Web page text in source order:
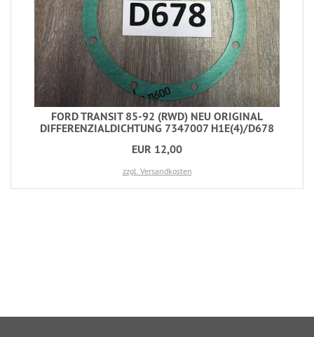
FORD TRANSIT 85-92 (RWD) NEU ORIGINAL
DIFFERENZIALDICHTUNG 7347007 H1E(4)/D678
EUR 12,00
zzgl. Versandkosten